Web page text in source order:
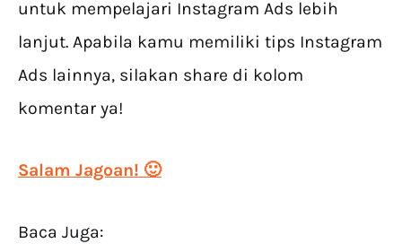
untuk mempelajari Instagram Ads lebih
lanjut. Apabila kamu memiliki tips Instagram
Ads lainnya, silakan share di kolom
komentar ya!
Salam Jagoan! 🙂
Baca Juga: